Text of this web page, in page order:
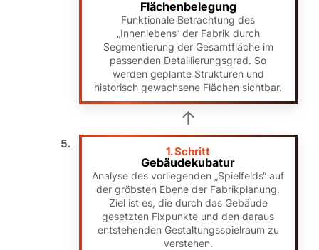
Flächenbelegung
Funktionale Betrachtung des
„Innenlebens“ der Fabrik durch
Segmentierung der Gesamtfläche im
passenden Detaillierungsgrad. So
werden geplante Strukturen und
historisch gewachsene Flächen sichtbar.
1. Schritt
Gebäudekubatur
Analyse des vorliegenden „Spielfelds“ auf
der gröbsten Ebene der Fabrikplanung.
Ziel ist es, die durch das Gebäude
gesetzten Fixpunkte und den daraus
entstehenden Gestaltungsspielraum zu
verstehen.